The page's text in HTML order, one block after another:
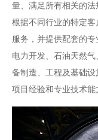
量、满足所有相关的法
根据不同行业的特定
服务，并提供配套的
电力开发、石油天然
备制造、工程及基础
项目经验和专业技术能